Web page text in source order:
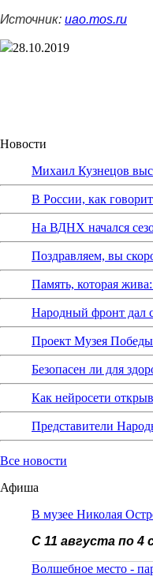
Источник: uao.mos.ru
28.10.2019
Новости
Михаил Кузнецов
В России, как
На ВДНХ начался
Поздравляем, вы
Память, которая
Народный фронт дал
Проект Музея Победы
Безопасен ли для
Как нейросети
Представители
Все новости
Афиша
В музее Николая
С 11 августа по 4
Волшебное место -